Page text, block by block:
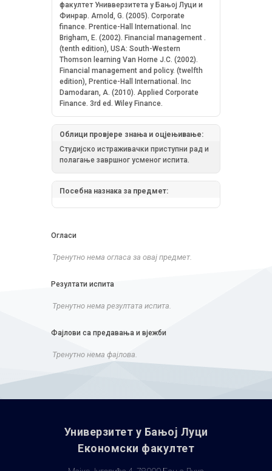
факултет Унивверзитета у Бањој Луци и
Финрар. Arnold, G. (2005). Corporate
finance. Prentice-Hall International. Inc
Brigham, E. (2002). Financial management .
(tenth edition), USA: South-Western
Thomson learning Van Horne J.C. (2002).
Financial management and policy. (twelfth
edition), Prentice-Hall International. Inc
Damodaran, A. (2010). Applied Corporate
Finance. 3rd ed. Wiley Finance.
Облици провјере знања и оцјењивање:
Студијско истраживачки приступни рад и
полагање завршног усменог испита.
Посебна назнака за предмет:
Огласи
Тренутно нема огласа за овај предмет.
Резултати испита
Тренутно нема резултата испита.
Фајлови са предавања и вјежби
Тренутно нема фајлова.
Универзитет у Бањoj Луци
Економски факултет